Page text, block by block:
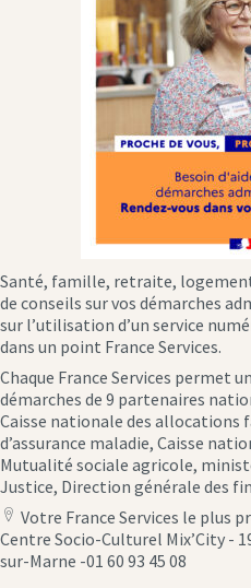
Santé, famille, retraite,
de conseils sur vos démarches
sur l’utilisation d’un service
dans un point France Services.
Chaque France Services permet
démarches de 9 partenaires
Caisse nationale des allocations
d’assurance maladie, Caisse
Mutualité sociale agricole,
Justice, Direction générale des
location
icon
Votre France Services le plus
Centre Socio-Culturel Mix’City -
sur-Marne -01 60 93 45 08